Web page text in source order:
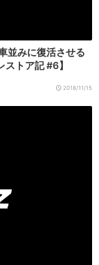
並みに復活させる
トア記 #6】
2018/11/15